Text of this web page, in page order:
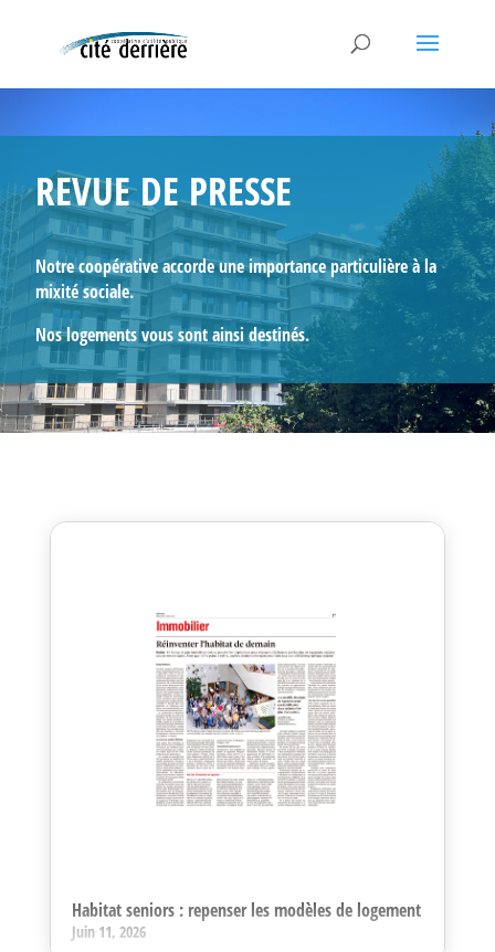
REVUE DE PRESSE
Notre coopérative accorde une importance particulière à la
mixité sociale.
Nos logements vous sont ainsi destinés.
Habitat seniors : repenser les modèles de logement
Juin 11, 2026